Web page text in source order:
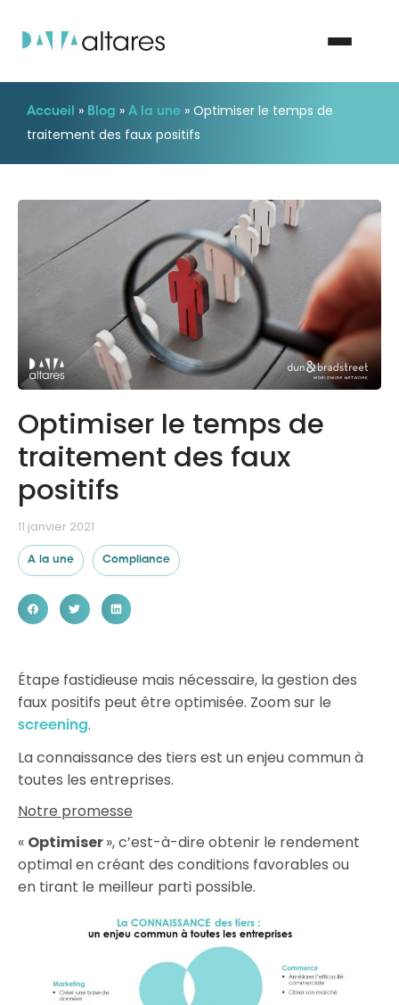
Nous contacter
Vos enjeux
Nos solutions
Notre groupe
Ressources
Accueil » Blog » A la une » Optimiser le temps de
traitement des faux positifs
Optimiser le temps de
traitement des faux
positifs
11 janvier 2021
A la une Compliance
Étape fastidieuse mais nécessaire, la gestion des
faux positifs peut être optimisée. Zoom sur le
screening.
La connaissance des tiers est un enjeu commun à
toutes les entreprises.
Notre promesse
« Optimiser», c’est-à-dire obtenir le rendement
optimal en créant des conditions favorables ou
en tirant le meilleur parti possible.